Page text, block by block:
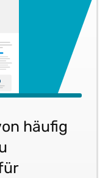
häufig